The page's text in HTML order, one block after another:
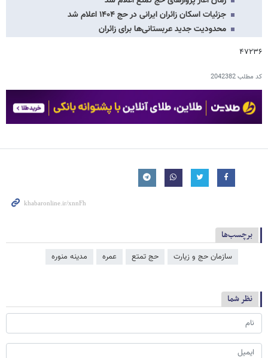
جزئیات اسکان زائران ایرانی در حج ۱۴۰۴ اعلام شد
محدودیت جدید عربستانی‌ها برای زائران
۴۷۲۳۶
کد مطلب2042382
برچسب‌ها
سازمان حج و زیارت حج تمتع عمره مدینه منوره
نظر شما